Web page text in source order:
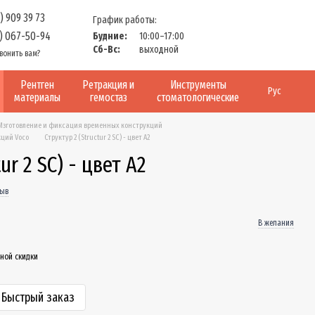
909 39 73
067-50-94
вам?
График работы:
Будние:
10:00–17:00
Сб-Вс:
выходной
Рентген
материалы
Ретракция и
гемостаз
Инструменты
стоматологические
Рус
Изготовление и фиксация временных конструкций
Voco
Структур 2 (Structur 2 SC) - цвет А2
2 SC) - цвет А2
В желания
скидки
Быстрый заказ